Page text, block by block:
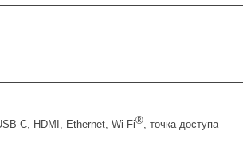
C, HDMI, Ethernet, Wi-Fi®, точка доступа